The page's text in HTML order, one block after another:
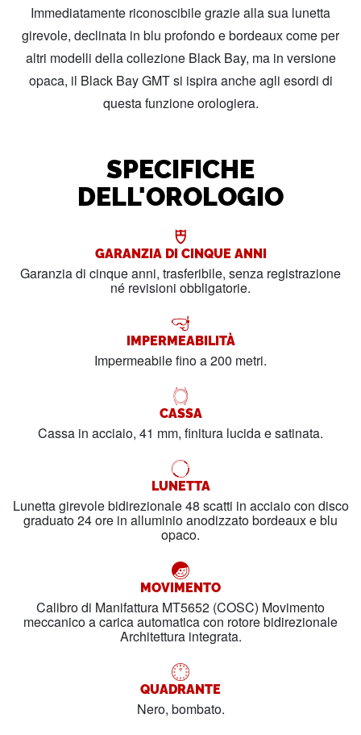
Immediatamente riconoscibile grazie alla sua lunetta
girevole, declinata in blu profondo e bordeaux come per
altri modelli della collezione Black Bay, ma in versione
opaca, il Black Bay GMT si ispira anche agli esordi di
questa funzione orologiera.
SPECIFICHE
DELL'OROLOGIO
GARANZIA DI CINQUE ANNI
Garanzia di cinque anni, trasferibile, senza registrazione
né revisioni obbligatorie.
IMPERMEABILITÀ
Impermeabile fino a 200 metri.
CASSA
Cassa in acciaio, 41 mm, finitura lucida e satinata.
LUNETTA
Lunetta girevole bidirezionale 48 scatti in acciaio con disco
graduato 24 ore in alluminio anodizzato bordeaux e blu
opaco.
MOVIMENTO
Calibro di Manifattura MT5652 (COSC) Movimento
meccanico a carica automatica con rotore bidirezionale
Architettura integrata.
QUADRANTE
Nero, bombato.